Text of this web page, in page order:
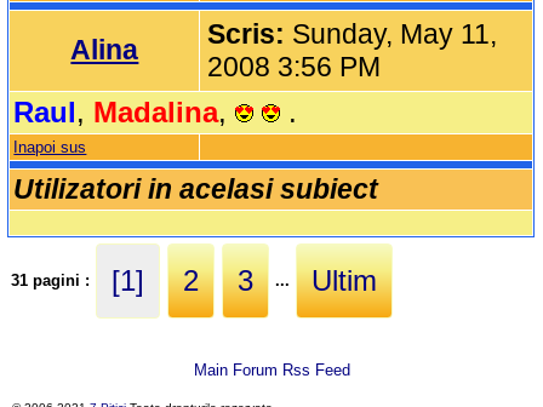
Alina Scris: Sunday, May 11,
2008 3:56 PM
Raul, Madalina, .
Inapoi sus
Utilizatori in acelasi subiect
31 pagini : [1] 2 3 ... Ultim
Main Forum Rss Feed